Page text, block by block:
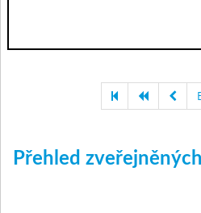
Přehled